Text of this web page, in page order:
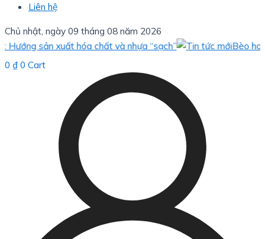
Liên hệ
Chủ nhật, ngày 09 tháng 08 năm 2026
xuất hóa chất và nhựa “sạch”
Bèo hoa dâu:
0 ₫ 0 Cart